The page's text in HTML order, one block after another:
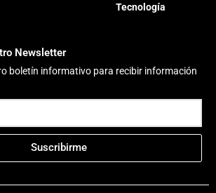
Tecnología
Newsletter
boletín informativo para recibir información
Suscribirme